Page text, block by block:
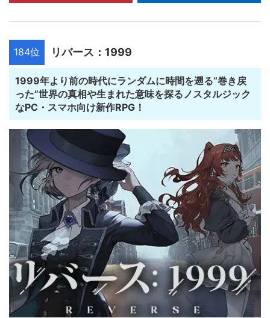
184位 リバース：1999
1999年より前の時代にランダムに時間を遡る“巻き戻
った”世界の真相や生まれた意味を探るノスタルジック
なPC・スマホ向け新作RPG！